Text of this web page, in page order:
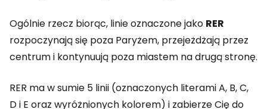
Ogólnie rzecz biorąc, linie oznaczone jako RER
rozpoczynają się poza Paryżem, przejeżdżają przez
centrum i kontynuują poza miastem na drugą stronę.
RER ma w sumie 5 linii (oznaczonych literami A, B, C,
D i E oraz wyróżnionych kolorem) i zabierze Cię do